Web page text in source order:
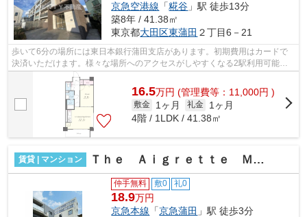
京急空港線 「糀谷 」駅 徒歩13分
築8年 / 41.38㎡
東京都大田区東蒲田 ２丁目6－21
歩いて6分の場所には東日本銀行蒲田支店があります。初期費用はカードで
決済いただけます。様々な場所へのアクセスがしやすくなる2駅利用可能な
物件です。場所が平坦なのは、ランニン...
16.5万円 (管理費等：11,000円 )
敷金 1ヶ月 礼金
1ヶ月
4階 / 1LDK / 41.38㎡
賃貸 | マンション Ｔｈｅ Ａｉｇｒｅｔｔｅ Ｍｉｎａｍｉ‐Ｋａｍａｔａ
仲手無料 敷0 礼0
18.9万円
京急本線 「京急蒲田 」駅 徒歩3分